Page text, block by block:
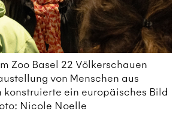
Zoo Basel 22 Völkerschauen
von Menschen aus
ein europäisches Bild
Nicole Noelle